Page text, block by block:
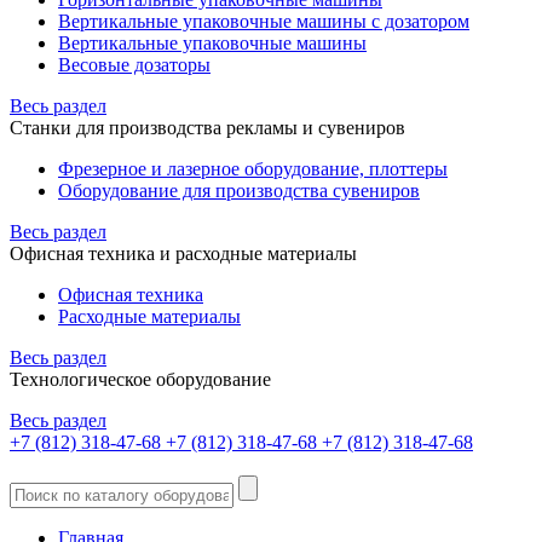
Вертикальные упаковочные машины с дозатором
Вертикальные упаковочные машины
Весовые дозаторы
Весь раздел
Станки для производства рекламы и сувениров
Фрезерное и лазерное оборудование, плоттеры
Оборудование для производства сувениров
Весь раздел
Офисная техника и расходные материалы
Офисная техника
Расходные материалы
Весь раздел
Технологическое оборудование
Весь раздел
+7 (812) 318-47-68 +7 (812) 318-47-68 +7 (812) 318-47-68
Главная